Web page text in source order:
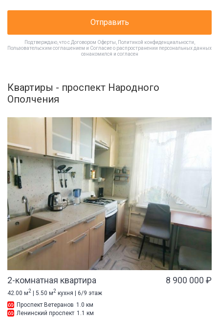
Отправить
Подтверждаю, что с Договором Оферты Политикой конфиденциальности
Пользовательским соглашением и Согласие о распространении персональных данных
ознакомился и согласен
Квартиры - проспект Народного
Ополчения
2-комнатная квартира 8 900 000 ₽
42.00 м2 | 5.50 м2 кухня | 6/9 этаж
Проспект Ветеранов 1.0 км
Ленинский проспект 1.1 км